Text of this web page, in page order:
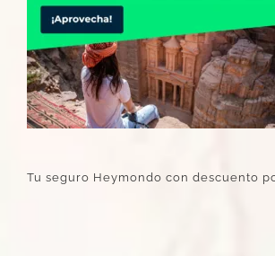
Tu seguro Heymondo con descuento